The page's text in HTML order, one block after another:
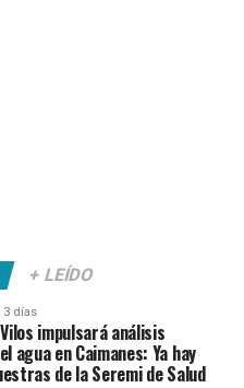
+ LEÍDO
3 días
impulsará análisis
agua en Caimanes: Ya hay
de la Seremi de Salud